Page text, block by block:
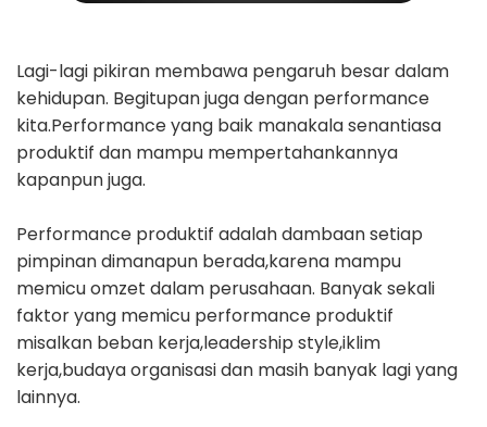
Lagi-lagi pikiran membawa pengaruh besar dalam
kehidupan. Begitupan juga dengan performance
kita.Performance yang baik manakala senantiasa
produktif dan mampu mempertahankannya
kapanpun juga.
Performance produktif adalah dambaan setiap
pimpinan dimanapun berada,karena mampu
memicu omzet dalam perusahaan. Banyak sekali
faktor yang memicu performance produktif
misalkan beban kerja,leadership style,iklim
kerja,budaya organisasi dan masih banyak lagi yang
lainnya.